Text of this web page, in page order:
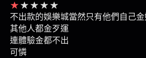
不出款的娛樂城當然只有他們自己
其他人都金歹運
連體驗金都不出
可憐